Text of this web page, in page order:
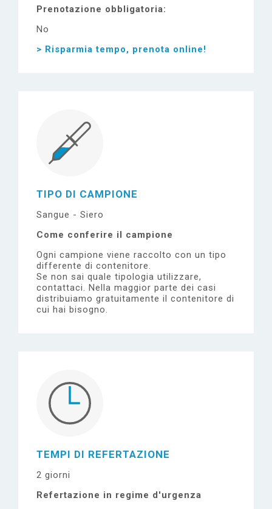
Prenotazione obbligatoria
No
> Risparmia tempo, prenota online!
TIPO DI CAMPIONE
Sangue - Siero
Come conferire il campione
Ogni campione viene raccolto con un tipo
differente di contenitore.
Se non sai quale tipologia utilizzare,
contattaci. Nella maggior parte dei casi
distribuiamo gratuitamente il contenitore di
cui hai bisogno.
TEMPI DI REFERTAZIONE
2 giorni
Refertazione in regime d'urgenza